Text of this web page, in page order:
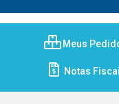
Meus
Notas